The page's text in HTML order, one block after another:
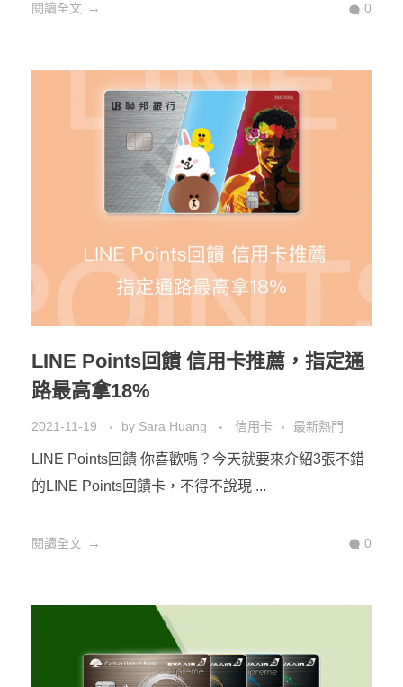
閱讀全文 0
LINE Points回饋 信用卡推薦，指定通
路最高拿18%
2021-11-19 by Sara Huang 信用卡 最新熱門
LINE Points回饋 你喜歡嗎？今天就要來介紹3張不錯
的LINE Points回饋卡，不得不說現 ...
閱讀全文 0